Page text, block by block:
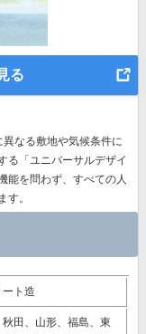
る
なる敷地や気候条件に
る 「ユニバーサルデザイ
能を問わず、すべての人
す。
ト造
田、山形、福島、東